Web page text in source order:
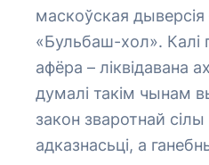
маскоўская
«Бульбаш-хол». Калі
афёра – ліквідавана
думалі такім чынам
закон зваротнай
адказнасьці, а